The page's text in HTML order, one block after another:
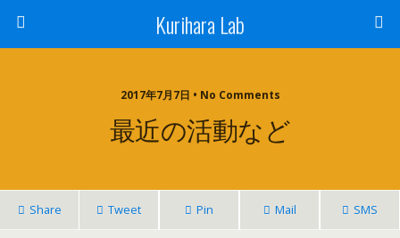
Kurihara Lab
2017年7月7日 • No Comments
最近の活動など
Share Tweet Pin Mail SMS